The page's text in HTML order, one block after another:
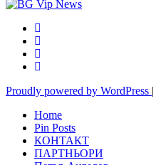
Proudly powered by WordPress |
Home
Pin Posts
КОНТАКТ
ПАРТНЬОРИ